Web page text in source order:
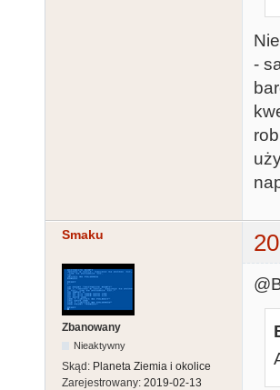
-
Smaku
Zbanowany
Nieaktywny
Skąd: Planeta Ziemia i okolice
Zarejestrowany: 2019-02-13